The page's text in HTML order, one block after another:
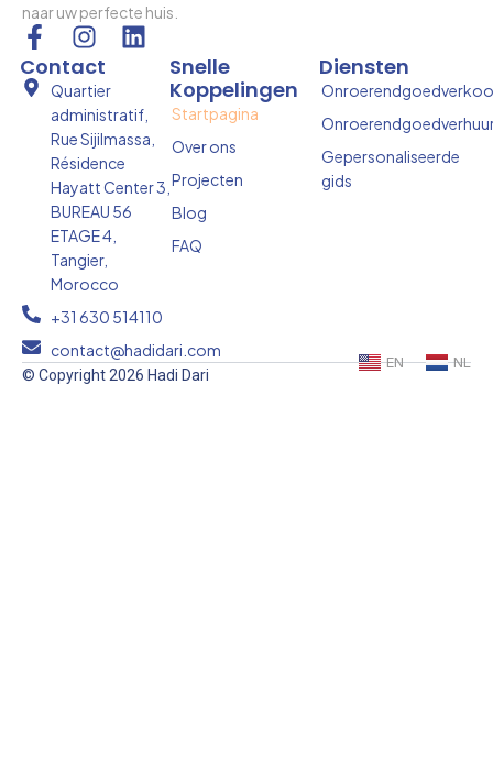
naar uw perfecte huis.
F
a
c
I
n
s
t
a
g
r
a
m
L
k
e
i
Snelle
Koppelingen
Startpagina
Over ons
Projecten
Blog
FAQ
Diensten
Gepersonaliseerde
gids
Contact
Quartier
administratif,
Rue Sijilmassa,
Résidence
Hayatt Center 3,
BUREAU 56
ETAGE 4,
Tangier,
Morocco
+31 630 514110
contact@hadidari.com
© Copyright 2026 Hadi Dari
EN NL